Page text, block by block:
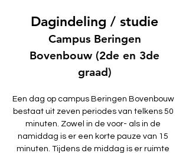
Dagindeling / studie
Campus Beringen
Bovenbouw (2de en 3de
graad)
Een dag op campus Beringen Bovenbouw
bestaat uit zeven periodes van telkens 50
minuten. Zowel in de voor- als in de
namiddag is er een korte pauze van 15
minuten. Tijdens de middag is er ruimte